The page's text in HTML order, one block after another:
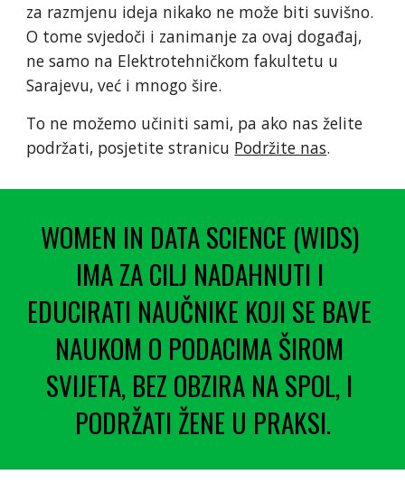
za razmjenu ideja nikako ne može biti suvišno.
O tome svjedoči i zanimanje za ovaj događaj,
ne samo na Elektrotehničkom fakultetu u
Sarajevu, već i mnogo šire.
To ne možemo učiniti sami, pa ako nas želite
podržati, posjetite stranicu Podržite nas.
WOMEN IN DATA SCIENCE (WIDS)
IMA ZA CILJ NADAHNUTI I
EDUCIRATI NAUČNIKE KOJI SE BAVE
NAUKOM O PODACIMA ŠIROM
SVIJETA, BEZ OBZIRA NA SPOL, I
PODRŽATI ŽENE U PRAKSI.